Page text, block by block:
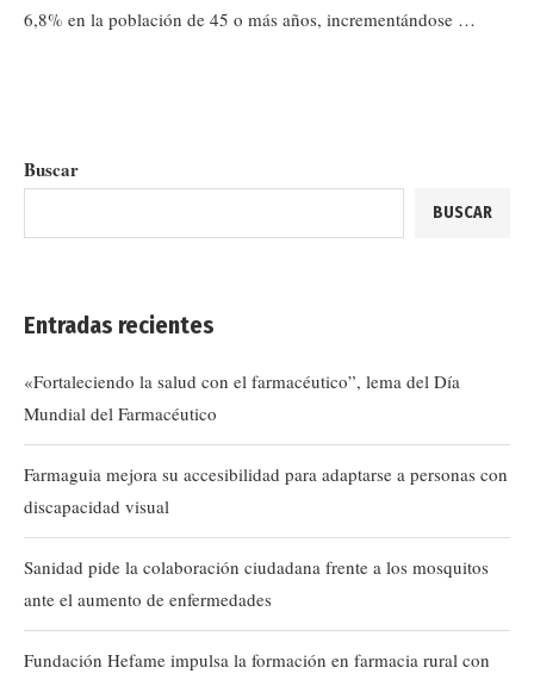
6,8% en la población de 45 o más años, incrementándose …
Buscar
BUSCAR
Entradas recientes
«Fortaleciendo la salud con el farmacéutico”, lema del Día
Mundial del Farmacéutico
Farmaguia mejora su accesibilidad para adaptarse a personas con
discapacidad visual
Sanidad pide la colaboración ciudadana frente a los mosquitos
ante el aumento de enfermedades
Fundación Hefame impulsa la formación en farmacia rural con